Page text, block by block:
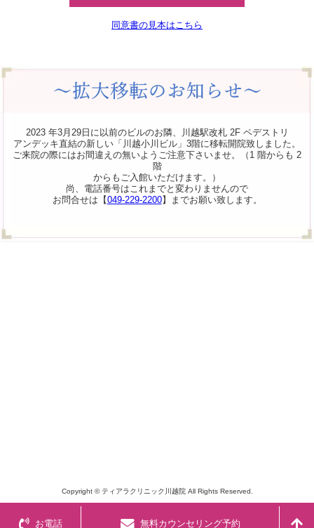
同意書の見本はこちら
2023 年3月29日に以前のビルのお隣、川越駅改札 2F ペデストリ
アンデッキ直結の新しい「川越小川ビル」3階に移転開院致しました。
ご来院の際にはお間違えの無いようご注意下さいませ。（1 階からも 2
階
からもご入館いただけます。）
尚、電話番号はこれまでと変わりませんので
お問合せは【049-229-2200】までお願い致します。
Copyright © ティアラクリニック川越院 All Rights Reserved.
お電話 無料カウンセリング予約